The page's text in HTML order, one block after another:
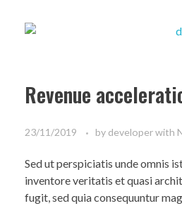
Revenue
23/11/2019 by developerwith
Sed ut perspiciatis unde omnis
inventore veritatis et quasi
fugit, sed quia consequuntur